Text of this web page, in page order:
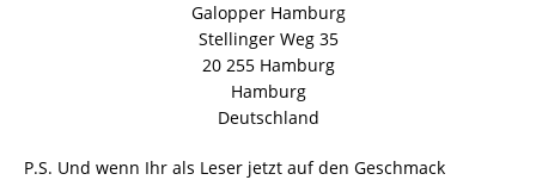
Galopper Hamburg
Stellinger Weg 35
20 255 Hamburg
Hamburg
Deutschland
P.S. Und wenn Ihr als Leser jetzt auf den Geschmack